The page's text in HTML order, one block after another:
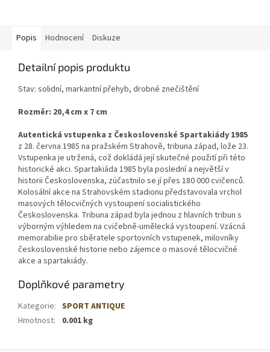
Popis Hodnocení Diskuze
Detailní popis produktu
Stav: solidní, markantní přehyb, drobné znečištění
Rozměr: 20,4 cm x 7 cm
Autentická vstupenka z Československé Spartakiády 1985
z 28. června 1985 na pražském Strahově, tribuna západ, lože 23.
Vstupenka je utržená, což dokládá její skutečné použití při této
historické akci. Spartakiáda 1985 byla poslední a největší v
historii Československa, zúčastnilo se jí přes 180 000 cvičenců.
Kolosální akce na Strahovském stadionu představovala vrchol
masových tělocvičných vystoupení socialistického
Československa. Tribuna západ byla jednou z hlavních tribun s
výborným výhledem na cvičebně-umělecká vystoupení. Vzácná
memorabilie pro sběratele sportovních vstupenek, milovníky
československé historie nebo zájemce o masové tělocvičné
akce a spartakiády.
Doplňkové parametry
Kategorie: SPORT ANTIQUE
Hmotnost: 0.001 kg